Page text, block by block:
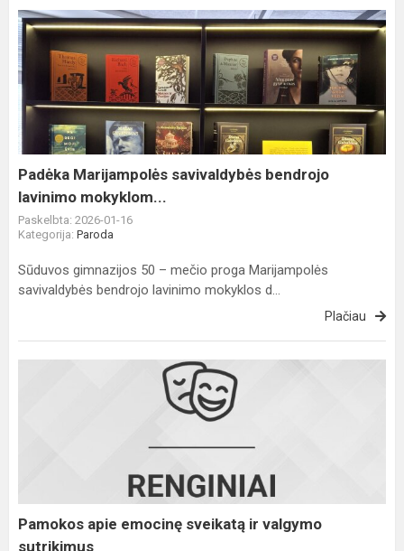
Padėka
Marijampolės
savivaldybės
bendrojo
lavinimo
mokyklom...
Padėka Marijampolės savivaldybės bendrojo
lavinimo mokyklom...
Paskelbta: 2026-01-16
Kategorija: Paroda
Sūduvos gimnazijos 50 – mečio proga Marijampolės
savivaldybės bendrojo lavinimo mokyklos d...
Plačiau
Pamokos apie emocinę sveikatą ir valgymo
sutrikimus